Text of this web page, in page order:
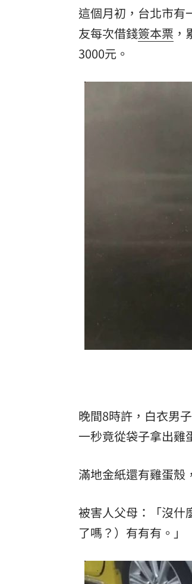
商場戰國來臨 台中「
台彩父親節推新刮刮樂
「拍片人的多重宇宙」
這個月初，台北市有
友每次借錢簽本票
3000元。
晚間8時許，白衣男
一秒竟從袋子拿出雞
滿地金紙還有雞蛋殼
被害人父母：「沒什
了嗎？）有有有。」